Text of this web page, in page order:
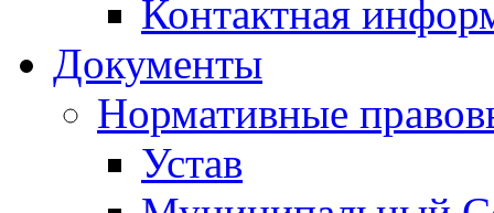
Контактная
Документы
Нормативные
Устав